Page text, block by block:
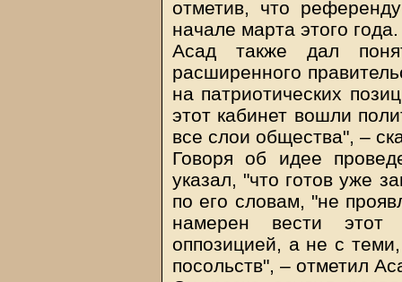
отметив, что
начале марта этого года.
Асад также дал
расширенного
на патриотических
этот кабинет вошли
все слои общества", –
Говоря об идее
указал, "что готов уже
по его словам, "не
намерен вести этот
оппозицией, а не с
посольств", – отметил